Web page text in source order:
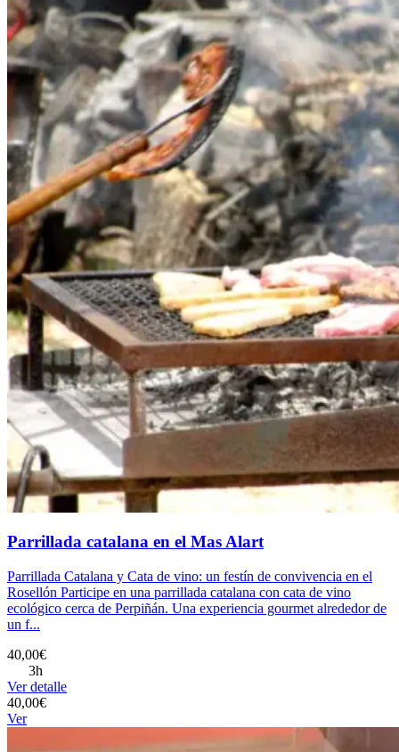
Parrillada catalana en el Mas Alart
Parrillada Catalana y Cata de vino: un festín de convivencia en el
Rosellón Participe en una parrillada catalana con cata de vino
ecológico cerca de Perpiñán. Una experiencia gourmet alrededor de
un f...
40,00€
3h
Ver detalle
40,00€
Ver